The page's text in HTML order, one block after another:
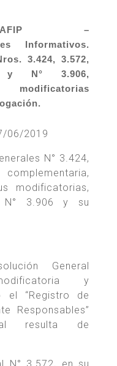
AFIP-AFIP –
Informativos.
3.424, 3.572,
y N° 3.906,
06/2019
N° 3.424,
modificatorias,
3.906 y su
General
y
el “Registro de
Responsables”
resulta de